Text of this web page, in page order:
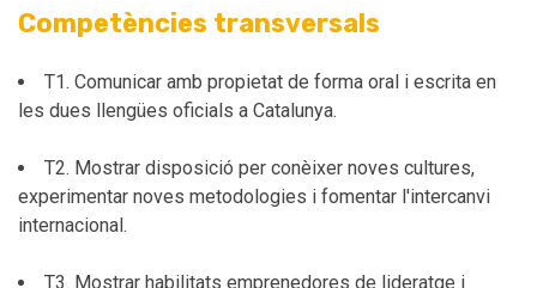
Competències transversals
T1. Comunicar amb propietat de forma oral i escrita en
les dues llengües oficials a Catalunya.
T2. Mostrar disposició per conèixer noves cultures,
experimentar noves metodologies i fomentar l'intercanvi
internacional.
T3. Mostrar habilitats emprenedores de lideratge i